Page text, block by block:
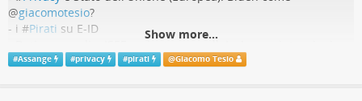
@giacomotesio?
- i #Pirati su E-ID
la privacy
Show more...
#Assange #privacy #pirati @Giacomo Tesio